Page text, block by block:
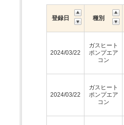
登録日 種別
2024/03/22
ガスヒート
ポンプエア
コン
2024/03/22
ガスヒート
ポンプエア
コン